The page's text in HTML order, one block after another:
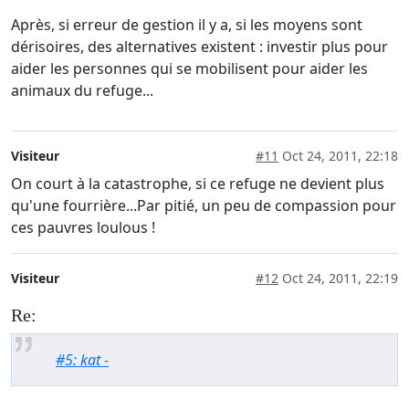
Après, si erreur de gestion il y a, si les moyens sont
dérisoires, des alternatives existent : investir plus pour
aider les personnes qui se mobilisent pour aider les
animaux du refuge...
Visiteur #11 Oct 24, 2011, 22:18
On court à la catastrophe, si ce refuge ne devient plus
qu'une fourrière...Par pitié, un peu de compassion pour
ces pauvres loulous !
Visiteur #12 Oct 24, 2011, 22:19
Re:
#5: kat -